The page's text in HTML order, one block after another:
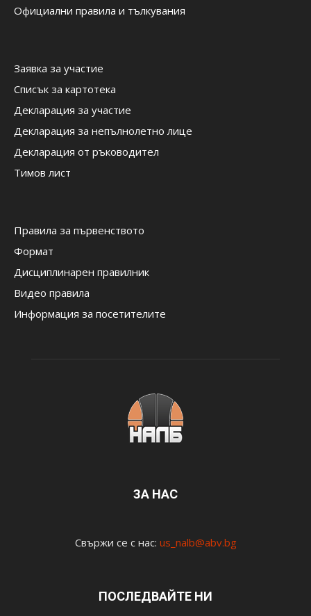
Официални правила и тълкувания
Заявка за участие
Списък за картотека
Декларация за участие
Декларация за непълнолетно лице
Декларация от ръководител
Тимов лист
Правила за първенството
Формат
Дисциплинарен правилник
Видео правила
Информация за посетителите
ЗА НАС
Свържи се с нас: us_nalb@abv.bg
ПОСЛЕДВАЙТЕ НИ